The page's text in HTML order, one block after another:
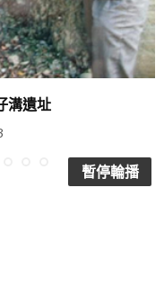
溝遺址
暫停輪播